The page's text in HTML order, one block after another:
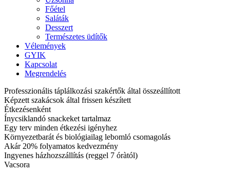
Főétel
Saláták
Desszert
Természetes üdítők
Vélemények
GYIK
Kapcsolat
Megrendelés
Professzionális táplálkozási szakértők által összeállított
Képzett szakácsok által frissen készített
Étkezésenként
Ínycsiklandó snackeket tartalmaz
Egy terv minden étkezési igényhez
Környezetbarát és biológiailag lebomló csomagolás
Akár 20% folyamatos kedvezmény
Ingyenes házhozszállítás (reggel 7 óràtól)
Vacsora